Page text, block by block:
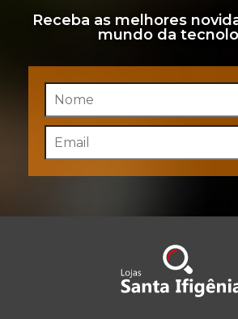
Receba as melhores
mundo da